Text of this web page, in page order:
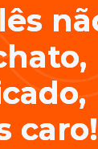
caro!